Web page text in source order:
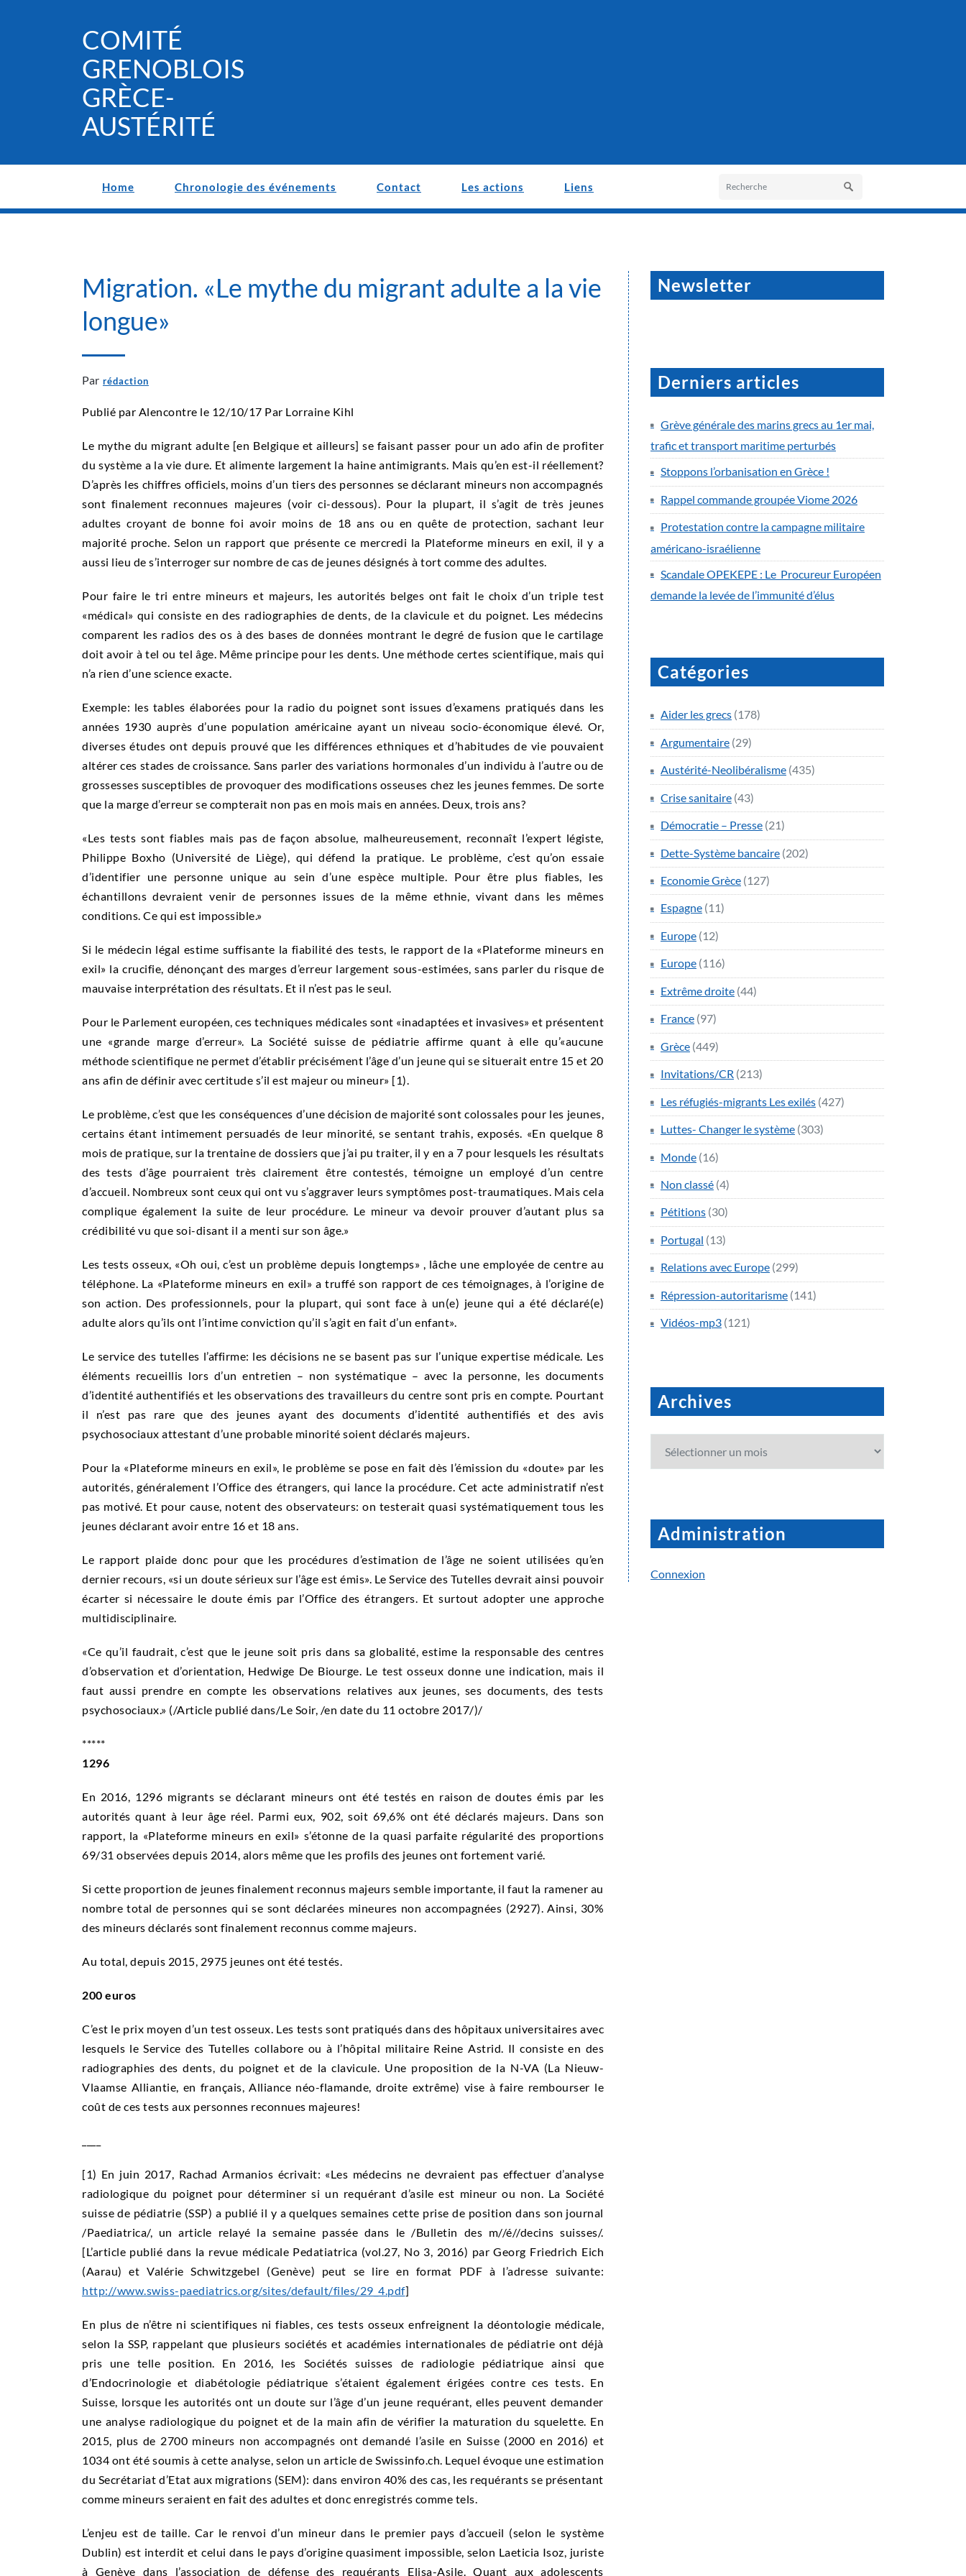
COMITÉ
GRENOBLOIS
GRÈCE-
AUSTÉRITÉ
Home Chronologie des événements Contact Les actions Liens
Migration. «Le mythe du migrant adulte a la vie
longue»
Par rédaction
Publié par Alencontre le 12/10/17 Par Lorraine Kihl
Le mythe du migrant adulte [en Belgique et ailleurs] se faisant passer pour un ado afin de profiter
du système a la vie dure. Et alimente largement la haine antimigrants. Mais qu’en est-il réellement?
D’après les chiffres officiels, moins d’un tiers des personnes se déclarant mineurs non accompagnés
sont finalement reconnues majeures (voir ci-dessous). Pour la plupart, il s’agit de très jeunes
adultes croyant de bonne foi avoir moins de 18 ans ou en quête de protection, sachant leur
majorité proche. Selon un rapport que présente ce mercredi la Plateforme mineurs en exil, il y a
aussi lieu de s’interroger sur nombre de cas de jeunes désignés à tort comme des adultes.
Pour faire le tri entre mineurs et majeurs, les autorités belges ont fait le choix d’un triple test
«médical» qui consiste en des radiographies de dents, de la clavicule et du poignet. Les médecins
comparent les radios des os à des bases de données montrant le degré de fusion que le cartilage
doit avoir à tel ou tel âge. Même principe pour les dents. Une méthode certes scientifique, mais qui
n’a rien d’une science exacte.
Exemple: les tables élaborées pour la radio du poignet sont issues d’examens pratiqués dans les
années 1930 auprès d’une population américaine ayant un niveau socio-économique élevé. Or,
diverses études ont depuis prouvé que les différences ethniques et d’habitudes de vie pouvaient
altérer ces stades de croissance. Sans parler des variations hormonales d’un individu à l’autre ou de
grossesses susceptibles de provoquer des modifications osseuses chez les jeunes femmes. De sorte
que la marge d’erreur se compterait non pas en mois mais en années. Deux, trois ans?
«Les tests sont fiables mais pas de façon absolue, malheureusement, reconnaît l’expert légiste,
Philippe Boxho (Université de Liège), qui défend la pratique. Le problème, c’est qu’on essaie
d’identifier une personne unique au sein d’une espèce multiple. Pour être plus fiables, les
échantillons devraient venir de personnes issues de la même ethnie, vivant dans les mêmes
conditions. Ce qui est impossible.»
Si le médecin légal estime suffisante la fiabilité des tests, le rapport de la «Plateforme mineurs en
exil» la crucifie, dénonçant des marges d’erreur largement sous-estimées, sans parler du risque de
mauvaise interprétation des résultats. Et il n’est pas le seul.
Pour le Parlement européen, ces techniques médicales sont «inadaptées et invasives» et présentent
une «grande marge d’erreur». La Société suisse de pédiatrie affirme quant à elle qu’«aucune
méthode scientifique ne permet d’établir précisément l’âge d’un jeune qui se situerait entre 15 et 20
ans afin de définir avec certitude s’il est majeur ou mineur» [1).
Le problème, c’est que les conséquences d’une décision de majorité sont colossales pour les jeunes,
certains étant intimement persuadés de leur minorité, se sentant trahis, exposés. «En quelque 8
mois de pratique, sur la trentaine de dossiers que j’ai pu traiter, il y en a 7 pour lesquels les résultats
des tests d’âge pourraient très clairement être contestés, témoigne un employé d’un centre
d’accueil. Nombreux sont ceux qui ont vu s’aggraver leurs symptômes post-traumatiques. Mais cela
complique également la suite de leur procédure. Le mineur va devoir prouver d’autant plus sa
crédibilité vu que soi-disant il a menti sur son âge.»
Les tests osseux, «Oh oui, c’est un problème depuis longtemps» , lâche une employée de centre au
téléphone. La «Plateforme mineurs en exil» a truffé son rapport de ces témoignages, à l’origine de
son action. Des professionnels, pour la plupart, qui sont face à un(e) jeune qui a été déclaré(e)
adulte alors qu’ils ont l’intime conviction qu’il s’agit en fait d’un enfant».
Le service des tutelles l’affirme: les décisions ne se basent pas sur l’unique expertise médicale. Les
éléments recueillis lors d’un entretien – non systématique – avec la personne, les documents
d’identité authentifiés et les observations des travailleurs du centre sont pris en compte. Pourtant
il n’est pas rare que des jeunes ayant des documents d’identité authentifiés et des avis
psychosociaux attestant d’une probable minorité soient déclarés majeurs.
Pour la «Plateforme mineurs en exil», le problème se pose en fait dès l’émission du «doute» par les
autorités, généralement l’Office des étrangers, qui lance la procédure. Cet acte administratif n’est
pas motivé. Et pour cause, notent des observateurs: on testerait quasi systématiquement tous les
jeunes déclarant avoir entre 16 et 18 ans.
Le rapport plaide donc pour que les procédures d’estimation de l’âge ne soient utilisées qu’en
dernier recours, «si un doute sérieux sur l’âge est émis». Le Service des Tutelles devrait ainsi pouvoir
écarter si nécessaire le doute émis par l’Office des étrangers. Et surtout adopter une approche
multidisciplinaire.
«Ce qu’il faudrait, c’est que le jeune soit pris dans sa globalité, estime la responsable des centres
d’observation et d’orientation, Hedwige De Biourge. Le test osseux donne une indication, mais il
faut aussi prendre en compte les observations relatives aux jeunes, ses documents, des tests
psychosociaux.» (/Article publié dans/Le Soir, /en date du 11 octobre 2017/)/
*****
1296
En 2016, 1296 migrants se déclarant mineurs ont été testés en raison de doutes émis par les
autorités quant à leur âge réel. Parmi eux, 902, soit 69,6% ont été déclarés majeurs. Dans son
rapport, la «Plateforme mineurs en exil» s’étonne de la quasi parfaite régularité des proportions
69/31 observées depuis 2014, alors même que les profils des jeunes ont fortement varié.
Si cette proportion de jeunes finalement reconnus majeurs semble importante, il faut la ramener au
nombre total de personnes qui se sont déclarées mineures non accompagnées (2927). Ainsi, 30%
des mineurs déclarés sont finalement reconnus comme majeurs.
Au total, depuis 2015, 2975 jeunes ont été testés.
200 euros
C’est le prix moyen d’un test osseux. Les tests sont pratiqués dans des hôpitaux universitaires avec
lesquels le Service des Tutelles collabore ou à l’hôpital militaire Reine Astrid. Il consiste en des
radiographies des dents, du poignet et de la clavicule. Une proposition de la N-VA (La Nieuw-
Vlaamse Alliantie, en français, Alliance néo-flamande, droite extrême) vise à faire rembourser le
coût de ces tests aux personnes reconnues majeures!
[1) En juin 2017, Rachad Armanios écrivait: «Les médecins ne devraient pas effectuer d’analyse
radiologique du poignet pour déterminer si un requérant d’asile est mineur ou non. La Société
suisse de pédiatrie (SSP) a publié il y a quelques semaines cette prise de position dans son journal
/Paediatrica/, un article relayé la semaine passée dans le /Bulletin des m//é//decins suisses/.
[L’article publié dans la revue médicale Pedatiatrica (vol.27, No 3, 2016) par Georg Friedrich Eich
(Aarau) et Valérie Schwitzgebel (Genève) peut se lire en format PDF à l’adresse suivante:
http://www.swiss-paediatrics.org/sites/default/files/29_4.pdf]
En plus de n’être ni scientifiques ni fiables, ces tests osseux enfreignent la déontologie médicale,
selon la SSP, rappelant que plusieurs sociétés et académies internationales de pédiatrie ont déjà
pris une telle position. En 2016, les Sociétés suisses de radiologie pédiatrique ainsi que
d’Endocrinologie et diabétologie pédiatrique s’étaient également érigées contre ces tests. En
Suisse, lorsque les autorités ont un doute sur l’âge d’un jeune requérant, elles peuvent demander
une analyse radiologique du poignet et de la main afin de vérifier la maturation du squelette. En
2015, plus de 2700 mineurs non accompagnés ont demandé l’asile en Suisse (2000 en 2016) et
1034 ont été soumis à cette analyse, selon un article de Swissinfo.ch. Lequel évoque une estimation
du Secrétariat d’Etat aux migrations (SEM): dans environ 40% des cas, les requérants se présentant
comme mineurs seraient en fait des adultes et donc enregistrés comme tels.
L’enjeu est de taille. Car le renvoi d’un mineur dans le premier pays d’accueil (selon le système
Dublin) est interdit et celui dans le pays d’origine quasiment impossible, selon Laeticia Isoz, juriste
à Genève dans l’association de défense des requérants Elisa-Asile. Quant aux adolescents
Newsletter
Derniers articles
Grève générale des marins grecs au 1er mai,
trafic et transport maritime perturbés
Stoppons l’orbanisation en Grèce !
Rappel commande groupée Viome 2026
Protestation contre la campagne militaire
américano-israélienne
Scandale OPEKEPE : Le Procureur Européen
demande la levée de l’immunité d’élus
Catégories
Aider les grecs (178)
Argumentaire (29)
Austérité-Neolibéralisme (435)
Crise sanitaire (43)
Démocratie – Presse (21)
Dette-Système bancaire (202)
Economie Grèce (127)
Espagne (11)
Europe (12)
Europe (116)
Extrême droite (44)
France (97)
Grèce (449)
Invitations/CR (213)
Les réfugiés-migrants Les exilés (427)
Luttes- Changer le système (303)
Monde (16)
Non classé (4)
Pétitions (30)
Portugal (13)
Relations avec Europe (299)
Répression-autoritarisme (141)
Vidéos-mp3 (121)
Archives
Administration
Connexion